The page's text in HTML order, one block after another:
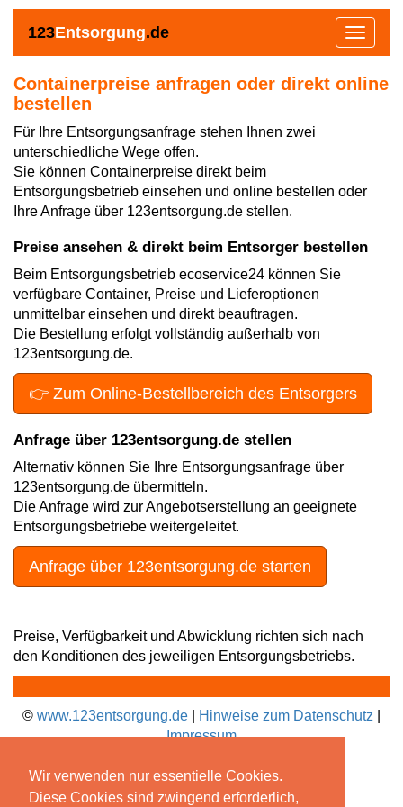
Wir verwenden nur essentielle Cookies.
Diese Cookies sind zwingend erforderlich,
123Entsorgung.de
Toggle
Containerpreise anfragen oder direkt online
bestellen
Für Ihre Entsorgungsanfrage stehen Ihnen zwei
unterschiedliche Wege offen.
Sie können Containerpreise direkt beim
Entsorgungsbetrieb einsehen und online bestellen oder
Ihre Anfrage über 123entsorgung.de stellen.
Preise ansehen & direkt beim Entsorger bestellen
Beim Entsorgungsbetrieb ecoservice24 können Sie
verfügbare Container, Preise und Lieferoptionen
unmittelbar einsehen und direkt beauftragen.
Die Bestellung erfolgt vollständig außerhalb von
123entsorgung.de.
👉 Zum Online-Bestellbereich des Entsorgers
Anfrage über 123entsorgung.de stellen
Alternativ können Sie Ihre Entsorgungsanfrage über
123entsorgung.de übermitteln.
Die Anfrage wird zur Angebotserstellung an geeignete
Entsorgungsbetriebe weitergeleitet.
Anfrage über 123entsorgung.de starten
Preise, Verfügbarkeit und Abwicklung richten sich nach
den Konditionen des jeweiligen Entsorgungsbetriebs.
© www.123entsorgung.de Hinweise zum Datenschutz
Impressum